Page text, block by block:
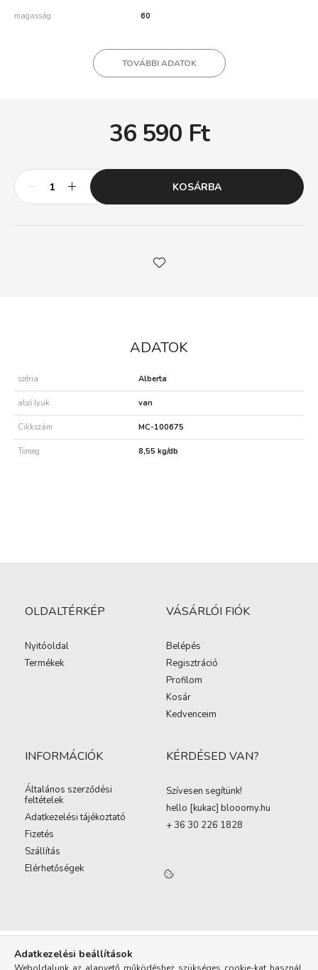
magasság 60
TOVÁBBI ADATOK
36 590 Ft
KOSÁRBA
ADATOK
széria Alberta
alsó lyuk van
Cikkszám MC-100675
Tömeg 8,55 kg/db
OLDALTÉRKÉP
Nyitóoldal
Termékek
VÁSÁRLÓI FIÓK
Belépés
Regisztráció
Profilom
Kosár
Kedvenceim
INFORMÁCIÓK
Általános szerződési
feltételek
Adatkezelési tájékoztató
Fizetés
Szállítás
Elérhetőségek
KÉRDÉSED VAN?
Szívesen segítünk!
hello [kukac] blooomy.hu
+ 36 30 226 1828
Adatkezelési beállítások